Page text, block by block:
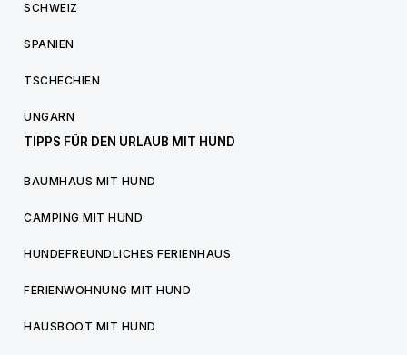
SCHWEIZ
SPANIEN
TSCHECHIEN
UNGARN
TIPPS FÜR DEN URLAUB MIT HUND
BAUMHAUS MIT HUND
CAMPING MIT HUND
HUNDEFREUNDLICHES FERIENHAUS
FERIENWOHNUNG MIT HUND
HAUSBOOT MIT HUND